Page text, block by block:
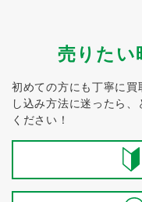
売りたい
初めての方にも丁寧に
し込み方法に迷ったら
ください！